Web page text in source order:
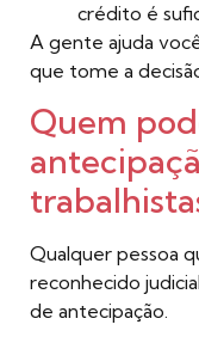
crédito é
A gente ajuda
que tome a
Quem
Qualquer pessoa
reconhecido
de antecipação.